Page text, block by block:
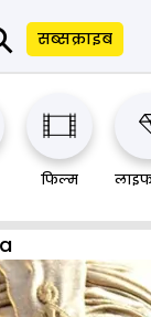
सब्सक्राइब
फिल्म